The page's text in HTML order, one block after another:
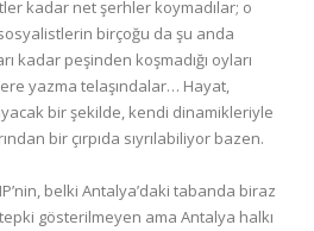
kadar net şerhler koymadılar; o
birçoğu da şu anda
kadar peşinden koşmadığı oyları
yazma telaşındalar… Hayat,
bir şekilde, kendi dinamikleriyle
bir çırpıda sıyrılabiliyor bazen.
belki Antalya’daki tabanda biraz
gösterilmeyen ama Antalya halkı